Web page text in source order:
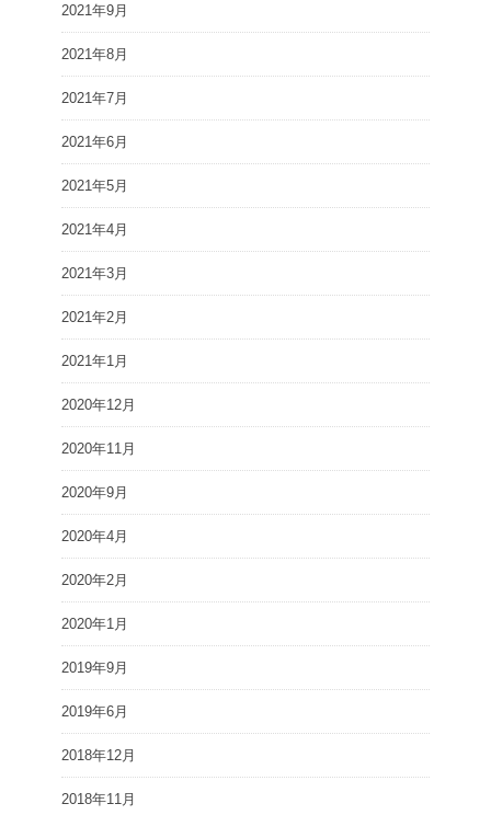
2021年9月
2021年8月
2021年7月
2021年6月
2021年5月
2021年4月
2021年3月
2021年2月
2021年1月
2020年12月
2020年11月
2020年9月
2020年4月
2020年2月
2020年1月
2019年9月
2019年6月
2018年12月
2018年11月